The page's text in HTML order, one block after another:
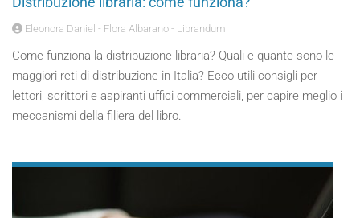
Eleonora Daniel - Flora Albarano - Librandum
Come funziona la distribuzione libraria? Quali e quante sono le
maggiori reti di distribuzione in Italia? Ecco utili consigli per
lettori, scrittori e aspiranti uffici commerciali, per capire meglio i
meccanismi della filiera del libro.